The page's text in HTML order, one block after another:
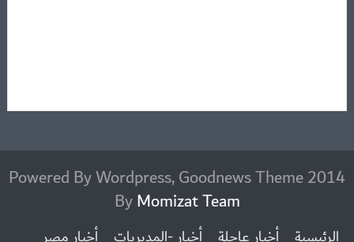
2014 Powered By Wordpress, Goodnews Theme
ByMomizat Team